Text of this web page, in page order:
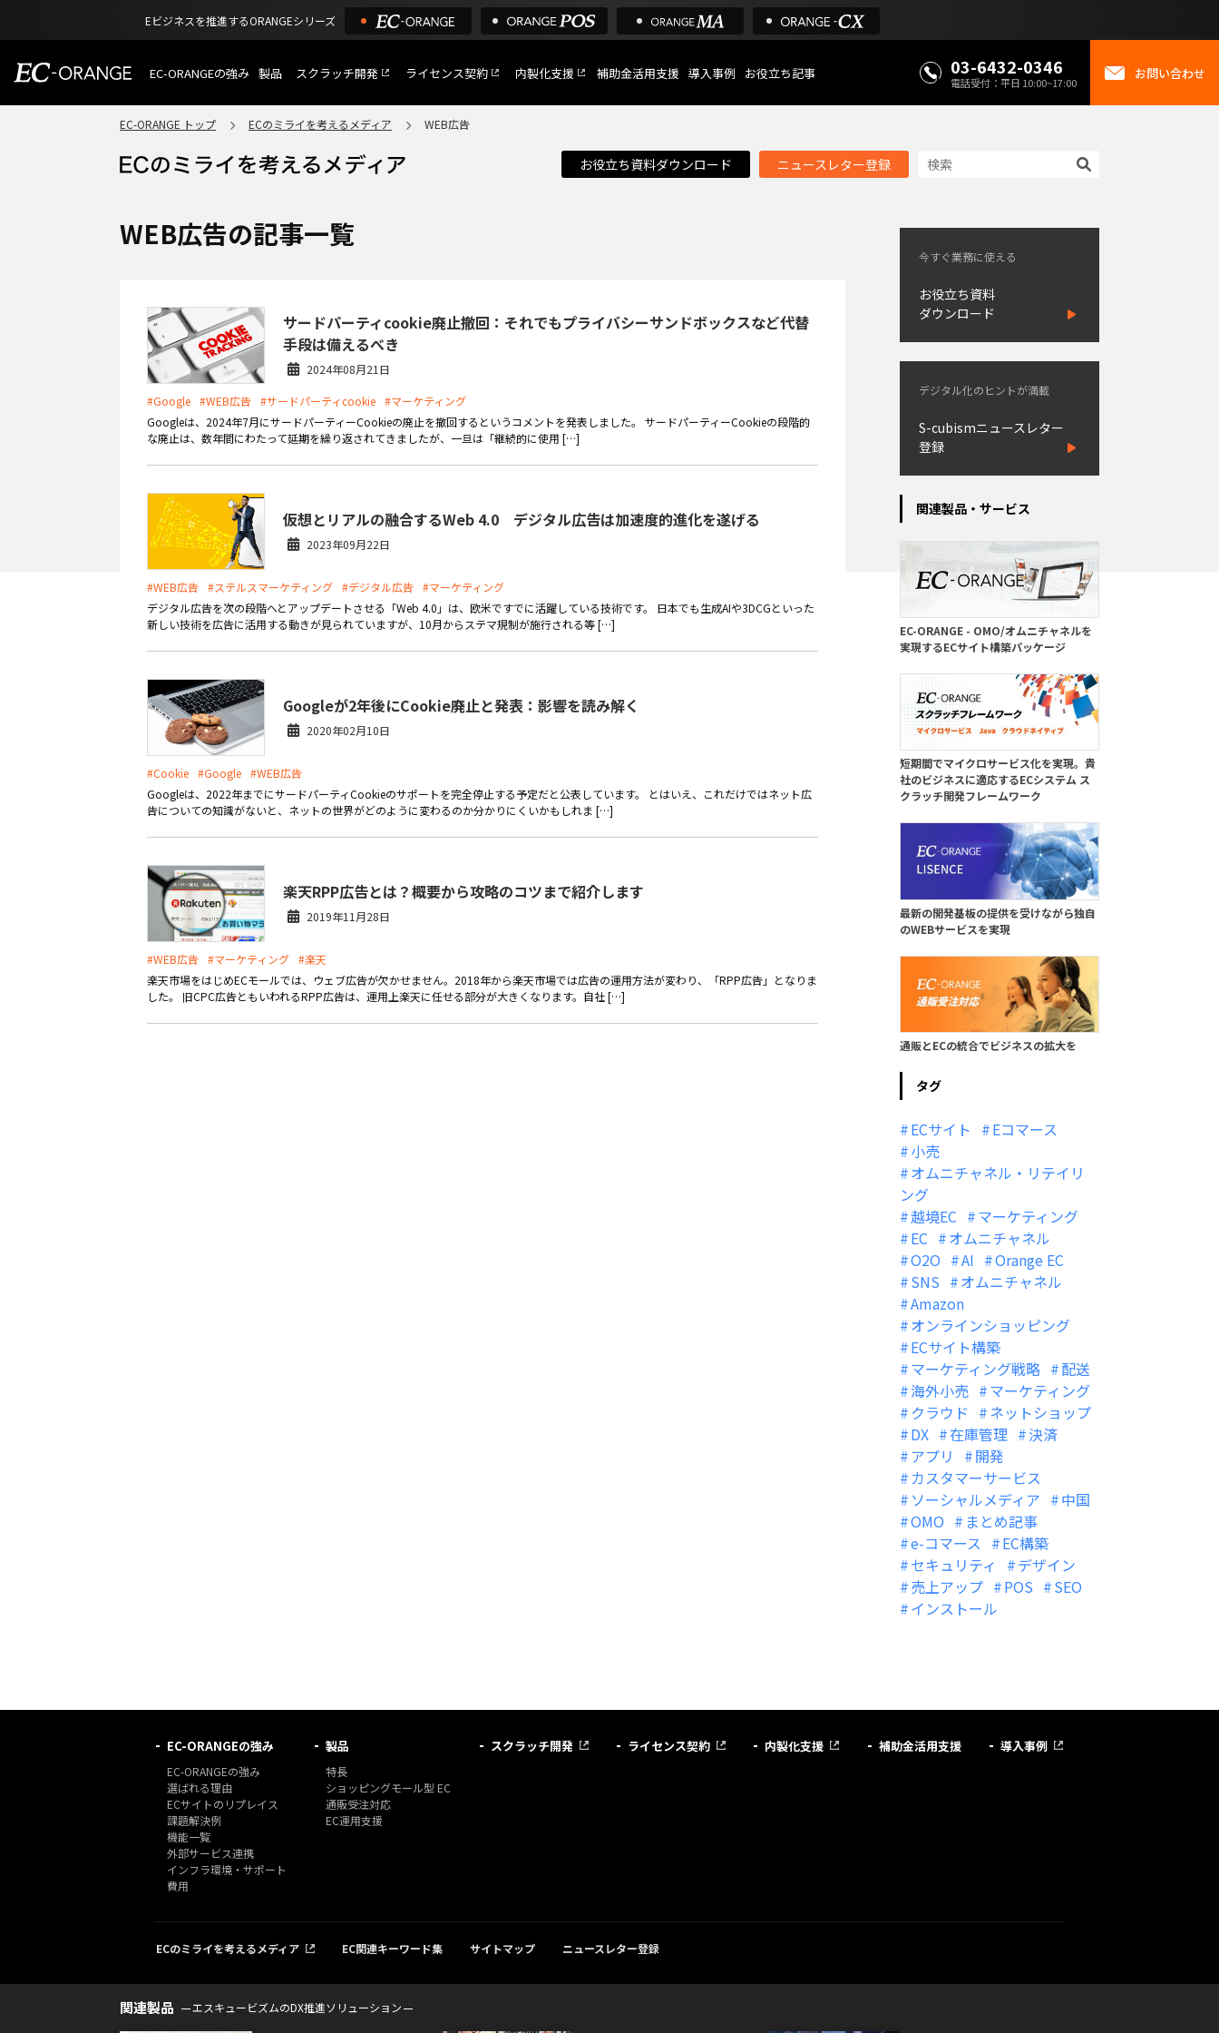
Eビジネスを推進するORANGEシリーズ
EC-ORANGEの強み
選ばれる理由
ECサイトのリプレイス
機能一覧
外部サービス連携
インフラ環境・サポート
製品
特長
ショッピングモール型 EC
通販受注対応
ECと通販の連動を可能に
スクラッチ開発 ライセンス契約 内製化支援 補助金活用支援 導入事例 お役立ち記事 03-6432-0346
電話受付：平日 10:00~17:00
お問い合わせ
EC-ORANGE トップ ECのミライを考えるメディア WEB広告
お役立ち資料ダウンロード ニュースレター登録
WEB広告の記事一覧
サードパーティcookie廃止撤回：それでもプライバシーサンドボックスなど代替
手段は備えるべき
2024年08月21日
#Google #WEB広告 #サードパーティcookie #マーケティング
Googleは、2024年7月にサードパーティーCookieの廃止を撤回するというコメントを発表しました。 サードパーティーCookieの段階的
な廃止は、数年間にわたって延期を繰り返されてきましたが、一旦は「継続的に使用 […]
仮想とリアルの融合するWeb 4.0 デジタル広告は加速度的進化を遂げる
2023年09月22日
#WEB広告 #ステルスマーケティング #デジタル広告 #マーケティング
デジタル広告を次の段階へとアップデートさせる「Web 4.0」は、欧米ですでに活躍している技術です。 日本でも生成AIや3DCGといった
新しい技術を広告に活用する動きが見られていますが、10月からステマ規制が施行される等 […]
Googleが2年後にCookie廃止と発表：影響を読み解く
2020年02月10日
#Cookie #Google #WEB広告
Googleは、2022年までにサードパーティCookieのサポートを完全停止する予定だと公表しています。 とはいえ、これだけではネット広
告についての知識がないと、ネットの世界がどのように変わるのか分かりにくいかもしれま […]
楽天RPP広告とは？概要から攻略のコツまで紹介します
2019年11月28日
#WEB広告 #マーケティング #楽天
楽天市場をはじめECモールでは、ウェブ広告が欠かせません。2018年から楽天市場では広告の運用方法が変わり、「RPP広告」となりま
した。 旧CPC広告ともいわれるRPP広告は、運用上楽天に任せる部分が大きくなります。自社 […]
今すぐ業務に使える
お役立ち資料
ダウンロード
デジタル化のヒントが満載
S-cubismニュースレター
登録
関連製品・サービス
EC-ORANGE - OMO/オムニチャネルを
実現するECサイト構築パッケージ
短期間でマイクロサービス化を実現。貴
社のビジネスに適応するECシステム ス
クラッチ開発フレームワーク
最新の開発基板の提供を受けながら独自
のWEBサービスを実現
通販とECの統合でビジネスの拡大を
タグ
ECサイト
Eコマース
小売
オムニチャネル・リテイリ
ング
越境EC
マーケティング
EC
オムニチャネル
O2O
AI
Orange EC
SNS
オムニチャネル
Amazon
オンラインショッピング
ECサイト構築
マーケティング戦略
配送
海外小売
マーケティング
クラウド
ネットショップ
DX
在庫管理
決済
アプリ
開発
カスタマーサービス
ソーシャルメディア
中国
OMO
まとめ記事
e-コマース
EC構築
セキュリティ
デザイン
売上アップ
POS
SEO
インストール
EC-ORANGEの強み
EC-ORANGEの強み
選ばれる理由
ECサイトのリプレイス
課題解決例
機能一覧
外部サービス連携
インフラ環境・サポート
費用
製品
特長
ショッピングモール型 EC
通販受注対応
EC運用支援
スクラッチ開発 ライセンス契約 内製化支援 補助金活用支援 導入事例
ECのミライを考えるメディア EC関連キーワード集 サイトマップ ニュースレター登録
関連製品 エスキュービズムのDX推進ソリューション